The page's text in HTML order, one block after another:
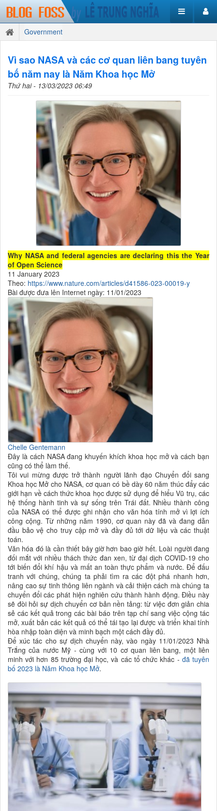
Government
Vì sao NASA và các cơ quan liên bang tuyên
bố năm nay là Năm Khoa học Mở
Thứ hai - 13/03/2023 06:49
Why NASA and federal agencies are declaring this the Year
of Open Science
11 January 2023
Theo: https://www.nature.com/articles/d41586-023-00019-y
Bài được đưa lên Internet ngày: 11/01/2023
Chelle Gentemann
Đây là cách NASA đang khuyến khích khoa học mở và cách bạn
cũng có thể làm thế.
Tôi vui mừng được trở thành người lãnh đạo Chuyển đổi sang
Khoa học Mở cho NASA, cơ quan có bề dày 60 năm thúc đẩy các
giới hạn về cách thức khoa học được sử dụng để hiểu Vũ trụ, các
hệ thống hành tinh và sự sống trên Trái đất. Nhiều thành công
của NASA có thể được ghi nhận cho văn hóa tính mở vì lợi ích
công cộng. Từ những năm 1990, cơ quan này đã và đang dẫn
đầu bảo vệ cho truy cập mở và đầy đủ tới dữ liệu và các thuật
toán.
Văn hóa đó là cần thiết bây giờ hơn bao giờ hết. Loài người đang
đối mắt với nhiều thách thức đan xen, từ đại dịch COVID-19 cho
tớibiến đổi khí hậu và mất an toàn thực phẩm và nước. Để đấu
tranh với chúng, chúng ta phải tìm ra các đột phá nhanh hơn,
nâng cao sự tinh thông liên ngành và cải thiện cách mà chúng ta
chuyển đổi các phát hiện nghiên cứu thành hành động. Điều này
sẽ đòi hỏi sự dịch chuyển cơ bản nền tảng: từ việc đơn giản chia
sẻ các kết quả trong các bài báo trên tạp chí sang việc cộng tác
mở, xuất bản các kết quả có thể tái tạo lại được và triển khai tính
hòa nhập toàn diện và minh bạch một cách đầy đủ.
Để xúc tác cho sự dịch chuyển này, vào ngày 11/01/2023 Nhà
Trắng của nước Mỹ - cùng với 10 cơ quan liên bang, một liên
minh với hơn 85 trường đại học, và các tổ chức khác - đã tuyên
bố 2023 là Năm Khoa học Mở.